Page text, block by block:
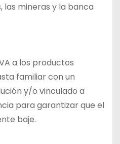
mineras y la banca
a los productos
familiar con un
y/o vinculado a
para garantizar que el
baje.